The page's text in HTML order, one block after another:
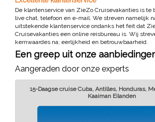
De klantenservice van ZieZo Cruisevakanties is te
live chat, telefoon en e-mail. We streven namelijk
uitstekende klantenservice ondanks het feit dat
Cruisevakanties een online reisbureau is. Wij
kernwaardes na; eerlijkheid en betrouwbaarheid.
Een greep uit onze
Aangeraden door onze experts
15-Daagse cruise Cuba, Antilles, Honduras,
Kaaiman Eilanden